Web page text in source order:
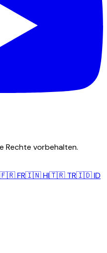
Rechte vorbehalten.
🇫🇷FR🇮🇳HI🇹🇷 TR🇮🇩ID